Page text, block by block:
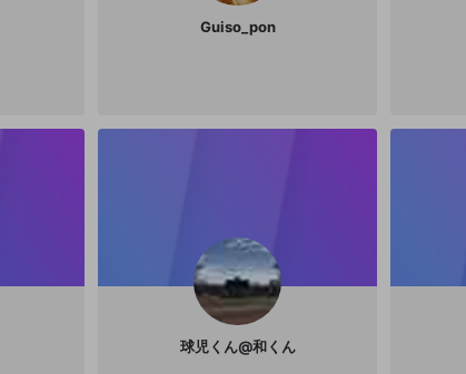
Guiso_pon
球児くん@和くん